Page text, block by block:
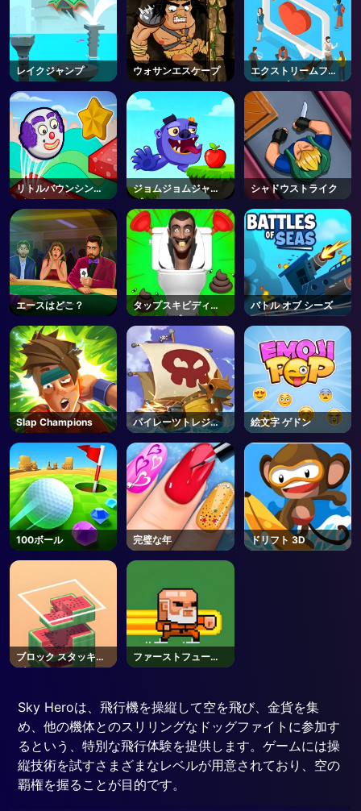
レイクジャンプ ウォサンエスケープ
エクストリームフォ
ロワーズ
リトルバウンシング
ガイズ
ジョムジョムジャン
プ
シャドウストライク
エースはどこ？
タップスキビディト
イレタップ
バトル オブ シーズ
Slap Champions
パイレーツトレジャ
ー
絵文字 ゲドン
100ボール 完璧な年 ドリフト 3D
ブロック スタッキン
グ
ファーストフューリ
ー
Sky Heroは、飛行機を操縦して空を飛び、金貨を集
め、他の機体とのスリリングなドッグファイトに参加す
るという、特別な飛行体験を提供します。ゲームには操
縦技術を試すさまざまなレベルが用意されており、空の
覇権を握ることが目的です。